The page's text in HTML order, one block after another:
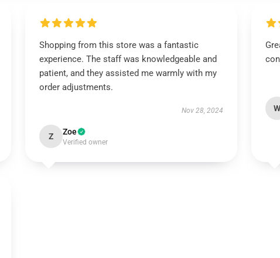
Shopping from this store was a fantastic
experience. The staff was knowledgeable and
patient, and they assisted me warmly with my
order adjustments.
Nov 28, 2024
Z Zoe
Verified owner
W